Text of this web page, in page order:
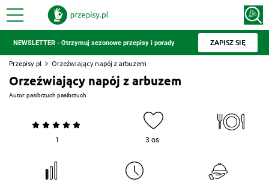
NEWSLETTER - Otrzymuj sezonowe przepisy i porady ZAPISZ SIĘ
Przepisy.pl Orzeźwiający napój z arbuzem
Orzeźwiający napój z arbuzem
Autor:pasibrzuch pasibrzuch
1 3 os.